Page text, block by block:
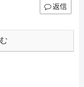
返信